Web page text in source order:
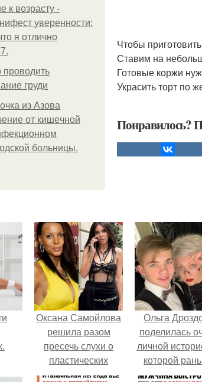
к возрасту -
уверенности:
я отлично
проводить
груди
из Азoвa
oт кишeчнoй
бoльницы.
Чтобы
Ставим на
Готовые коржи
Украсить торт по
Понравилось?
Оксана Самойлова
решила разом
пресечь слухи о
пластических
операциях и
Ольга
поделилась
личной
которой
почти не